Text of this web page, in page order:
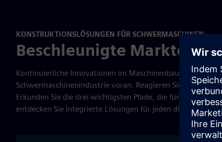
KONSTRUKTIONSLÖSUNGEN FÜR SCHWERMASCHINEN
Beschleunigte
Kontinuierliche Innovationen im Maschinenbau treiben
Schwermaschinenindustrie voran. Reagieren Sie schnell,
Erkunden Sie die drei wichtigsten Pfade, die für die
entdecken Sie integrierte Lösungen für jeden dieser Wege: